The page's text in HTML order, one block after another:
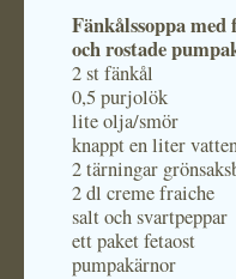
Fänkålssoppa med
och rostade
2 st fänkål
0,5 purjolök
lite olja/smör
knappt en liter
2 tärningar
2 dl creme fraiche
salt och svartpeppar
ett paket fetaost
pumpakärnor